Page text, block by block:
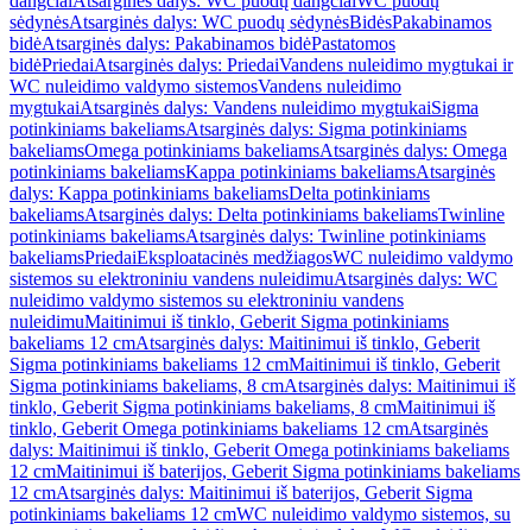
sėdynėsAtsarginės dalys: WC puodų sėdynėsBidėsPakabinamos
bidėAtsarginės dalys: Pakabinamos bidėPastatomos
bidėPriedaiAtsarginės dalys: PriedaiVandens nuleidimo mygtukai ir
WC nuleidimo valdymo sistemosVandens nuleidimo
mygtukaiAtsarginės dalys: Vandens nuleidimo mygtukaiSigma
potinkiniams bakeliamsAtsarginės dalys: Sigma potinkiniams
bakeliamsOmega potinkiniams bakeliamsAtsarginės dalys: Omega
potinkiniams bakeliamsKappa potinkiniams bakeliamsAtsarginės
dalys: Kappa potinkiniams bakeliamsDelta potinkiniams
bakeliamsAtsarginės dalys: Delta potinkiniams bakeliamsTwinline
potinkiniams bakeliamsAtsarginės dalys: Twinline potinkiniams
bakeliamsPriedaiEksploatacinės medžiagosWC nuleidimo valdymo
sistemos su elektroniniu vandens nuleidimuAtsarginės dalys: WC
nuleidimo valdymo sistemos su elektroniniu vandens
nuleidimuMaitinimui iš tinklo, Geberit Sigma potinkiniams
bakeliams 12 cmAtsarginės dalys: Maitinimui iš tinklo, Geberit
Sigma potinkiniams bakeliams 12 cmMaitinimui iš tinklo, Geberit
Sigma potinkiniams bakeliams, 8 cmAtsarginės dalys: Maitinimui iš
tinklo, Geberit Sigma potinkiniams bakeliams, 8 cmMaitinimui iš
tinklo, Geberit Omega potinkiniams bakeliams 12 cmAtsarginės
dalys: Maitinimui iš tinklo, Geberit Omega potinkiniams bakeliams
12 cmMaitinimui iš baterijos, Geberit Sigma potinkiniams bakeliams
12 cmAtsarginės dalys: Maitinimui iš baterijos, Geberit Sigma
potinkiniams bakeliams 12 cmWC nuleidimo valdymo sistemos, su